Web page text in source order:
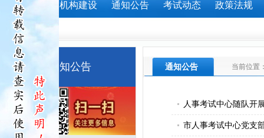
首页 机构建设 通知公告 考试动态 政策法规
通知公告 通知公告 当前位置
人事考试中心随队开
市人事考试中心党支